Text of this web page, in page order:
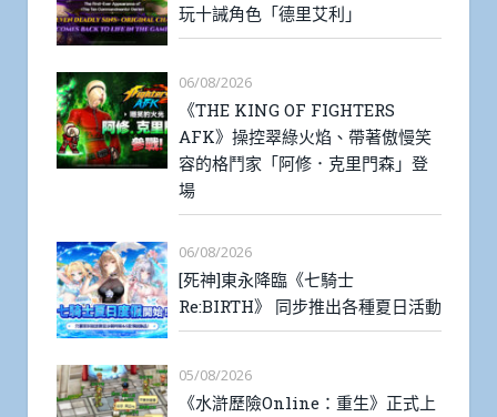
玩十誡角色「德里艾利」
06/08/2026
《THE KING OF FIGHTERS
AFK》操控翠綠火焰、帶著傲慢笑
容的格鬥家「阿修．克里門森」登
場
06/08/2026
[死神]東永降臨《七騎士
Re:BIRTH》 同步推出各種夏日活動
05/08/2026
《水滸歷險Online：重生》正式上